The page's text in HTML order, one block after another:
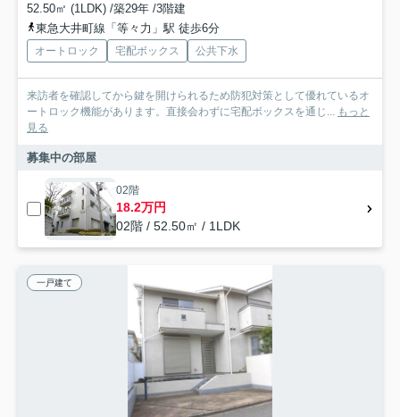
52.50㎡ (1LDK) /築29年 /3階建
東急大井町線「等々力」駅 徒歩6分
オートロック 宅配ボックス 公共下水
来訪者を確認してから鍵を開けられるため防犯対策として優れているオ
ートロック機能があります。直接会わずに宅配ボックスを通じ... もっと
見る
募集中の部屋
02階
18.2万円
02階 / 52.50㎡ / 1LDK
一戸建て